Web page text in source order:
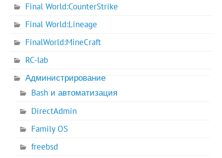
Final World:CounterStrike
Final World:Lineage
FinalWorld:MineCraft
RC-lab
Администрирование
Bash и автоматизация
DirectAdmin
Family OS
freebsd